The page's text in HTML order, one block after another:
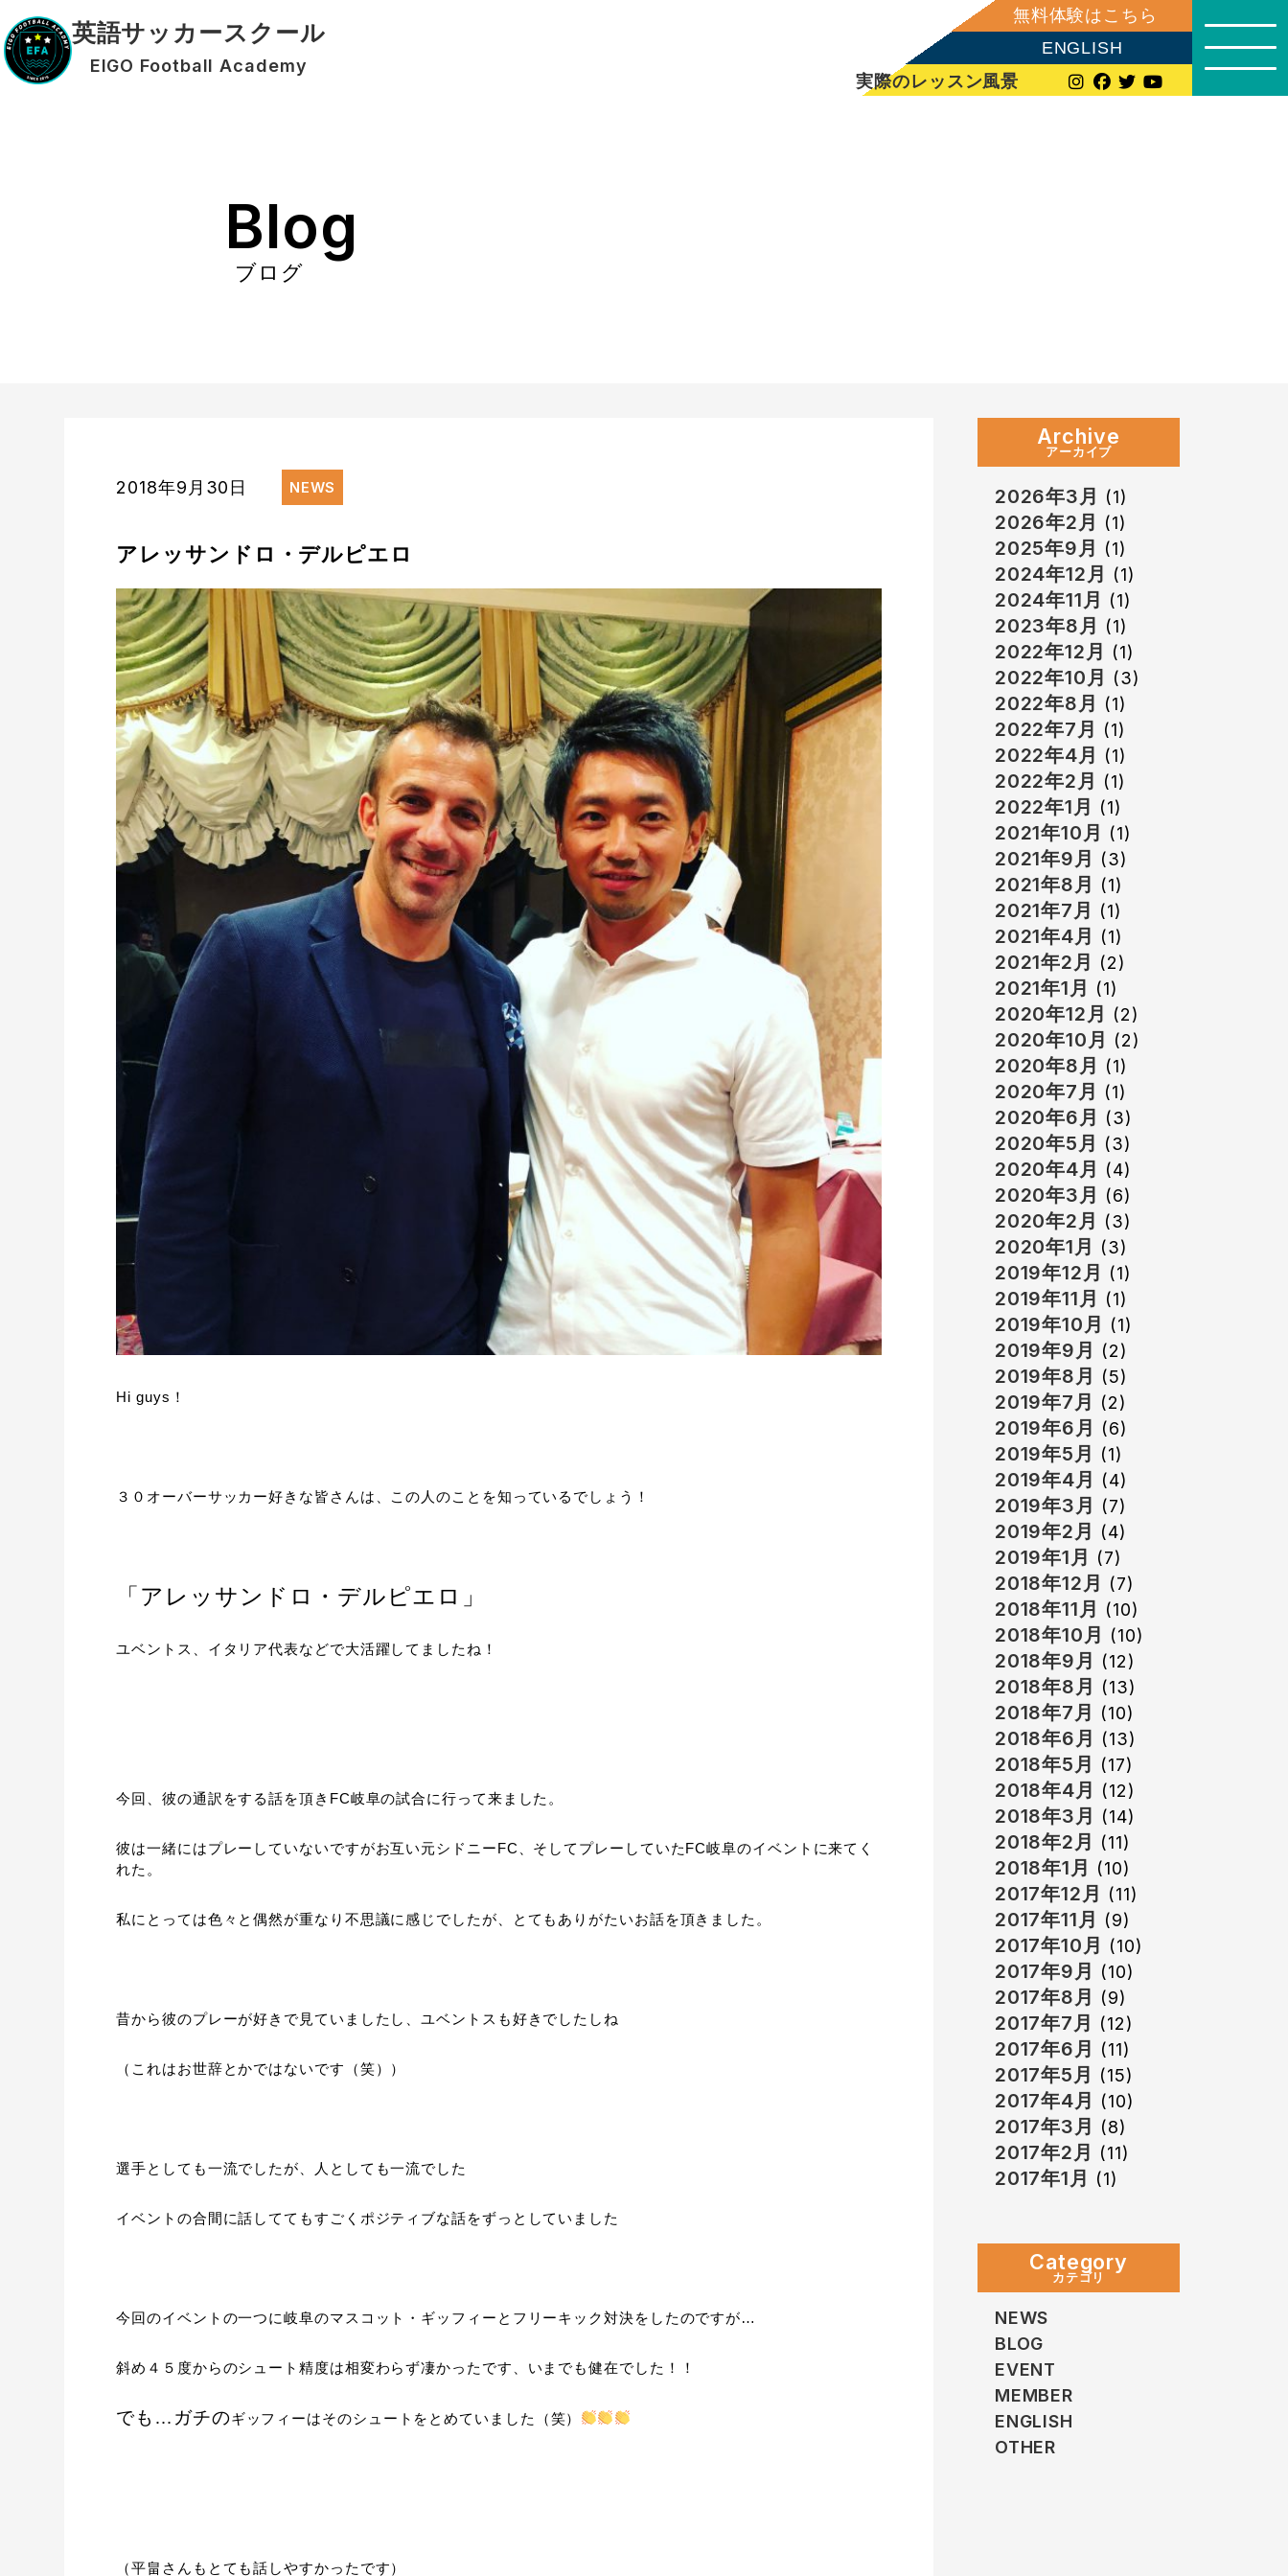
英語サッカースクール
EIGO Football Academy
無料体験はこちら
ENGLISH
実際のレッスン風景
Blog
ブログ
2018年9月30日 NEWS
アレッサンドロ・デルピエロ
Hi guys！
３０オーバーサッカー好きな皆さんは、この人のことを知っているでしょう！
「アレッサンドロ・デルピエロ」
ユベントス、イタリア代表などで大活躍してましたね！
今回、彼の通訳をする話を頂きFC岐阜の試合に行って来ました。
彼は一緒にはプレーしていないですがお互い元シドニーFC、そしてプレーしていたFC岐阜のイベントに来てく
れた。
私にとっては色々と偶然が重なり不思議に感じでしたが、とてもありがたいお話を頂きました。
昔から彼のプレーが好きで見ていましたし、ユベントスも好きでしたしね
（これはお世辞とかではないです（笑））
選手としても一流でしたが、人としても一流でした
イベントの合間に話しててもすごくポジティブな話をずっとしていました
今回のイベントの一つに岐阜のマスコット・ギッフィーとフリーキック対決をしたのですが…
斜め４５度からのシュート精度は相変わらず凄かったです、いまでも健在でした！！
でも…ガチのギッフィーはそのシュートをとめていました（笑）
（平畠さんもとても話しやすかったです）
Archive
アーカイブ
2026年3月 (1)
2026年2月 (1)
2025年9月 (1)
2024年12月 (1)
2024年11月 (1)
2023年8月 (1)
2022年12月 (1)
2022年10月 (3)
2022年8月 (1)
2022年7月 (1)
2022年4月 (1)
2022年2月 (1)
2022年1月 (1)
2021年10月 (1)
2021年9月 (3)
2021年8月 (1)
2021年7月 (1)
2021年4月 (1)
2021年2月 (2)
2021年1月 (1)
2020年12月 (2)
2020年10月 (2)
2020年8月 (1)
2020年7月 (1)
2020年6月 (3)
2020年5月 (3)
2020年4月 (4)
2020年3月 (6)
2020年2月 (3)
2020年1月 (3)
2019年12月 (1)
2019年11月 (1)
2019年10月 (1)
2019年9月 (2)
2019年8月 (5)
2019年7月 (2)
2019年6月 (6)
2019年5月 (1)
2019年4月 (4)
2019年3月 (7)
2019年2月 (4)
2019年1月 (7)
2018年12月 (7)
2018年11月 (10)
2018年10月 (10)
2018年9月 (12)
2018年8月 (13)
2018年7月 (10)
2018年6月 (13)
2018年5月 (17)
2018年4月 (12)
2018年3月 (14)
2018年2月 (11)
2018年1月 (10)
2017年12月 (11)
2017年11月 (9)
2017年10月 (10)
2017年9月 (10)
2017年8月 (9)
2017年7月 (12)
2017年6月 (11)
2017年5月 (15)
2017年4月 (10)
2017年3月 (8)
2017年2月 (11)
2017年1月 (1)
Category
カテゴリ
NEWS
BLOG
EVENT
MEMBER
ENGLISH
OTHER